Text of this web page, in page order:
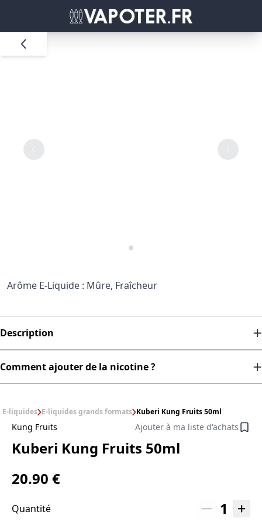
Arôme E-Liquide : Mûre, Fraîcheur
Description
Comment ajouter de la nicotine ?
E-liquides E-liquides grands formats Kuberi Kung Fruits 50ml
Kung Fruits Ajouter à ma liste d'achats
Kuberi Kung Fruits 50ml
20.90 €
Quantité 1